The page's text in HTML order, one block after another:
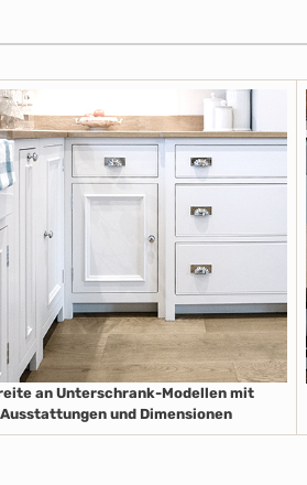
an Unterschrank-Modellen mit
und Dimensionen